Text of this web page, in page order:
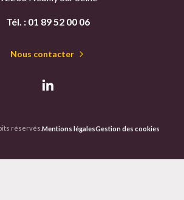
Tél. : 01 89 52 00 06
Nous contacter
réservés.Mentions légalesGestion des cookies